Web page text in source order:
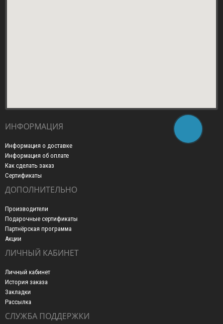
ИНФОРМАЦИЯ
Информация о доставке
Информация об оплате
Как сделать заказ
Сертификаты
ДОПОЛНИТЕЛЬНО
Производители
Подарочные сертификаты
Партнёрская программа
Акции
ЛИЧНЫЙ КАБИНЕТ
Личный кабинет
История заказа
Закладки
Рассылка
СЛУЖБА ПОДДЕРЖКИ